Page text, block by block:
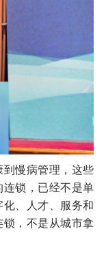
慢病管理，这些
锁，已经不是单
、人才、服务和
，不是从城市拿